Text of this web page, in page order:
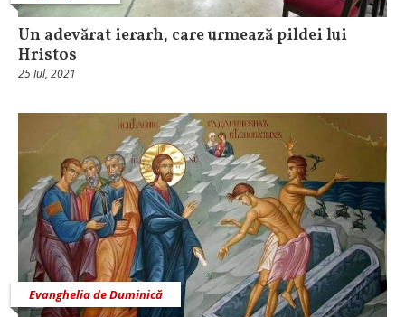
Un adevărat ierarh, care urmează pildei lui
Hristos
25 Iul, 2021
Evanghelia de Duminică